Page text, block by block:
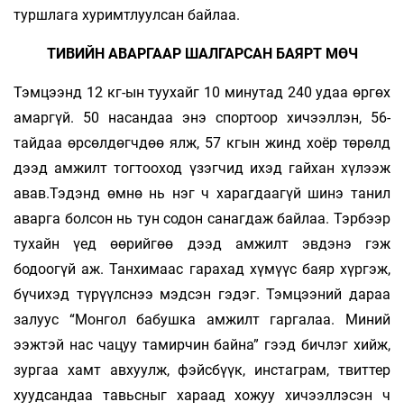
туршлага хуримтлуулсан байлаа.
ТИВИЙН АВАРГААР ШАЛГАРСАН БАЯРТ МӨЧ
Тэмцээнд 12 кг-ын туухайг 10 минутад 240 удаа өргөх
амаргүй. 50 насандаа энэ спортоор хи­чээллэн, 56-
тайдаа өрсөлдөгчдөө ялж, 57 кгын жинд хоёр төрөлд
дээд амжилт тогтооход үзэгчид ихэд гайхан хүлээж
авав.Тэдэнд өмнө нь нэг ч харагдаагүй шинэ танил
аварга болсон нь тун содон санагдаж байлаа. Тэрбээр
тухайн үед өөрийгөө дээд амжилт эвдэнэ гэж
бодоогүй аж. Танхимаас гарахад хүмүүс баяр хүргэж,
бүчихэд түрүүлснээ мэдсэн гэдэг. Тэмцээний дараа
залуус “Монгол бабушка амжилт гаргалаа. Миний
ээжтэй нас чацуу тамирчин байна” гээд бичлэг хийж,
зургаа хамт авхуулж, фэйсбүүк, инстаграм, твиттер
хуудсандаа тавьсныг хараад хожуу хичээллэсэн ч